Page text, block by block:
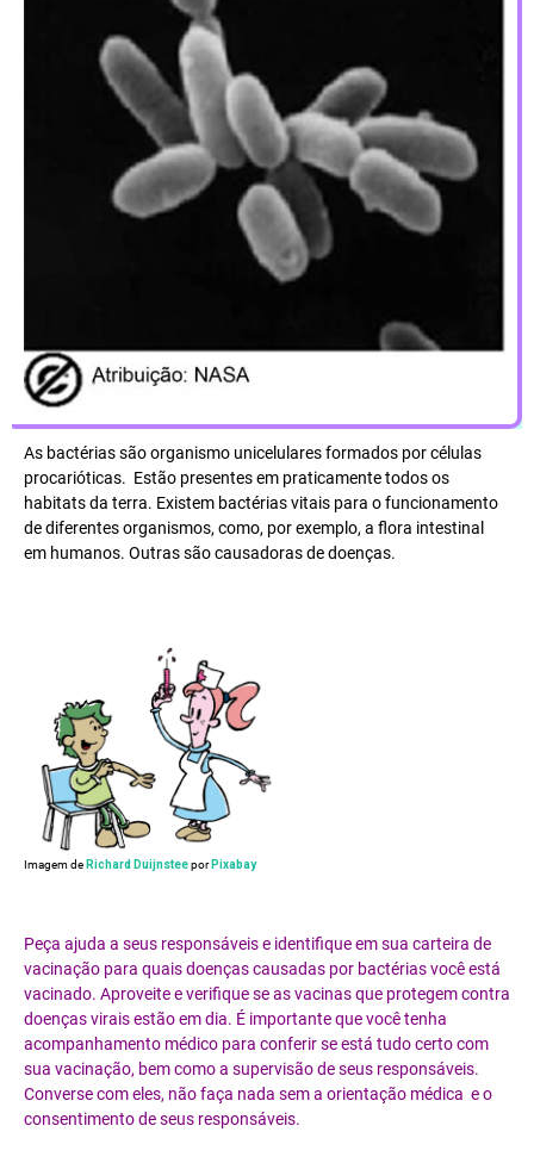
As bactérias são organismo unicelulares formados por células
procarióticas. Estão presentes em praticamente todos os
habitats da terra. Existem bactérias vitais para o funcionamento
de diferentes organismos, como, por exemplo, a flora intestinal
em humanos. Outras são causadoras de doenças.
Imagem de Richard Duijnsteepor Pixabay
Peça ajuda a seus responsáveis e identifique em sua carteira de
vacinação para quais doenças causadas por bactérias você está
vacinado. Aproveite e verifique se as vacinas que protegem contra
doenças virais estão em dia. É importante que você tenha
acompanhamento médico para conferir se está tudo certo com
sua vacinação, bem como a supervisão de seus responsáveis.
Converse com eles, não faça nada sem a orientação médica e o
consentimento de seus responsáveis.